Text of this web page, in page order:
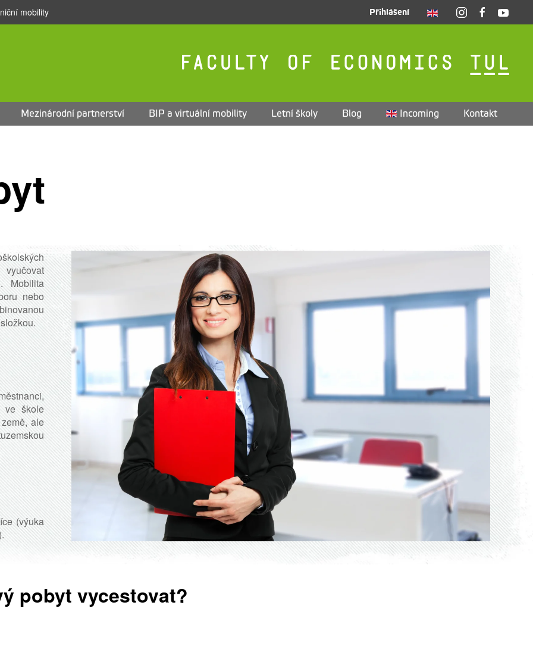
mobility Přihlášení
Mezinárodní partnerství BIP a virtuální mobility Letní školy Blog Incoming Kontakt
Mobilita
nebo
ve škole
ale
(výuka
pobyt vycestovat?